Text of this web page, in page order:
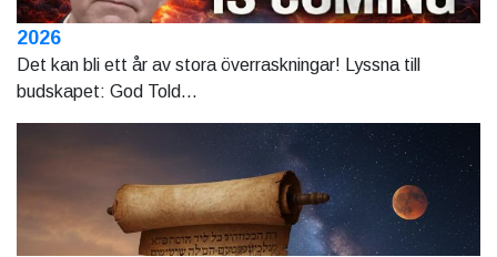
2026
Det kan bli ett år av stora överraskningar! Lyssna till
budskapet: God Told...